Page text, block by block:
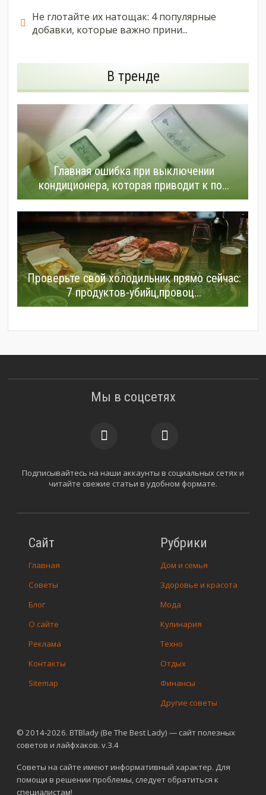
Не глотайте их натощак: 4 популярные
добавки, которые важно прини...
В тренде
Главная ошибка при выключении
кондиционера, которая приводит к по...
Проверьте свой холодильник прямо сейчас:
7 продуктов-убийц,провоц...
© 2014-2026. BTBlady (Be The Best Lady) — сайт полезных
советов и лайфхаков. v.3.4
Советы на сайте имеют информативный характер. Для
помощи в решении проблемы, следует обратиться к
специалистам!
Сайт
Главная
Советы
Блог
О сайте
Реклама
Контакты
Sitemap
Рубрики
Дом и семья
Здоровье и красота
Мода
Кулинария
Техно
Отдых
Финансы
Другие советы
Мы в соцсетях
Подписывайтесь на наши аккаунты в социальных сетях и
читайте свежие статьи в удобном формате.